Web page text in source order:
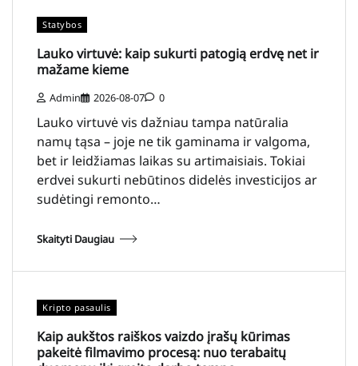
Statybos
Lauko virtuvė: kaip sukurti patogią erdvę net ir
mažame kieme
Admin 2026-08-07 0
Lauko virtuvė vis dažniau tampa natūralia
namų tąsa – joje ne tik gaminama ir valgoma,
bet ir leidžiamas laikas su artimaisiais. Tokiai
erdvei sukurti nebūtinos didelės investicijos ar
sudėtingi remonto…
Skaityti Daugiau
Kripto pasaulis
Kaip aukštos raiškos vaizdo įrašų kūrimas
pakeitė filmavimo procesą: nuo terabaitų